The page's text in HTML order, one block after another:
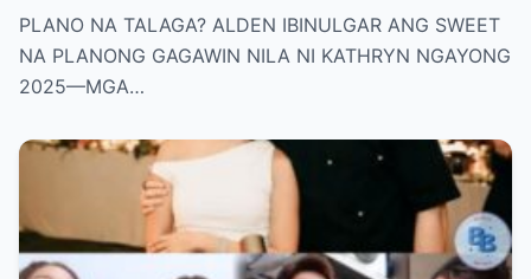
NI KATHRYN NGAYONG 2025—MGA
TAGA-SUBAYBAY, KINILIG NG TODO!
PLANO NA TALAGA? ALDEN IBINULGAR ANG SWEET
NA PLANONG GAGAWIN NILA NI KATHRYN NGAYONG
2025—MGA…